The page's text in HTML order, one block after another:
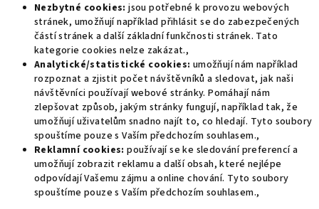
Nezbytné cookies: jsou potřebné k provozu webových
stránek, umožňují například přihlásit se do zabezpečených
částí stránek a další základní funkčnosti stránek. Tato
kategorie cookies nelze zakázat.,
Analytické/statistické cookies: umožňují nám například
rozpoznat a zjistit počet návštěvníků a sledovat, jak naši
návštěvníci používají webové stránky. Pomáhají nám
zlepšovat způsob, jakým stránky fungují, například tak, že
umožňují uživatelům snadno najít to, co hledají. Tyto soubory
spouštíme pouze s Vaším předchozím souhlasem.,
Reklamní cookies: používají se ke sledování preferencí a
umožňují zobrazit reklamu a další obsah, které nejlépe
odpovídají Vašemu zájmu a online chování. Tyto soubory
spouštíme pouze s Vaším předchozím souhlasem.,